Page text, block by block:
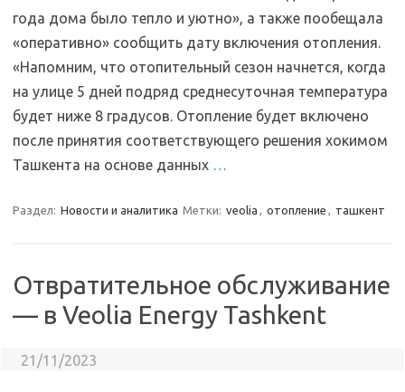
года дома было тепло и уютно», а также пообещала
«оперативно» сообщить дату включения отопления.
«Напомним, что отопительный сезон начнется, когда
на улице 5 дней подряд среднесуточная температура
будет ниже 8 градусов. Отопление будет включено
после принятия соответствующего решения хокимом
Ташкента на основе данных …
Раздел: Новости и аналитика Метки: veolia , отопление , ташкент
Отвратительное обслуживание
— в Veolia Energy Tashkent
21/11/2023